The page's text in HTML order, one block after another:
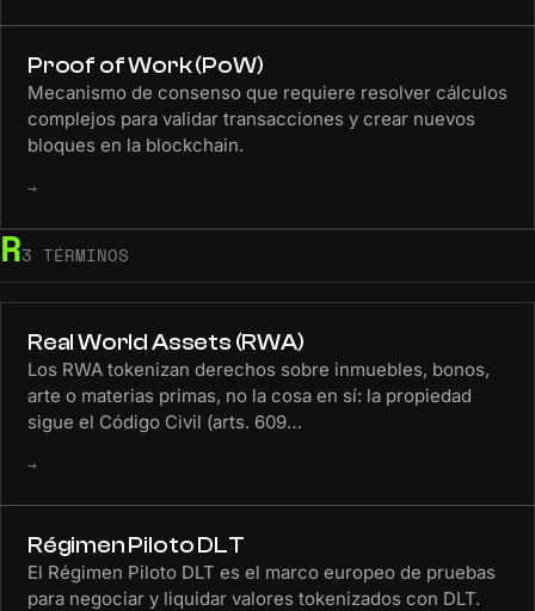
Proof of Work (PoW)
Mecanismo de consenso que requiere resolver cálculos
complejos para validar transacciones y crear nuevos
bloques en la blockchain.
→
R3 TÉRMINOS
Real World Assets (RWA)
Los RWA tokenizan derechos sobre inmuebles, bonos,
arte o materias primas, no la cosa en sí: la propiedad
sigue el Código Civil (arts. 609…
→
Régimen Piloto DLT
El Régimen Piloto DLT es el marco europeo de pruebas
para negociar y liquidar valores tokenizados con DLT.